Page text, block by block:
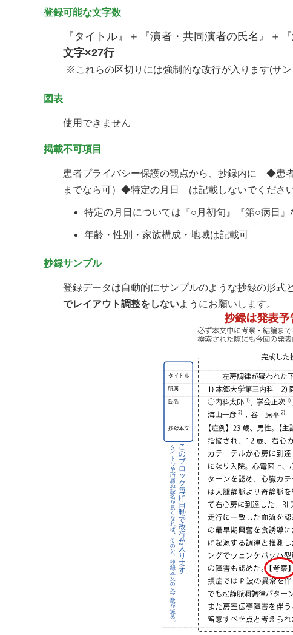
登録可能な文字数
『タイトル』＋『演者・共同演者の氏名』＋
文字×27行
※これらの区切りには強制的な改行が入ります(サ
図表
使用できません
掲載不可項目
患者プライバシー保護の観点から、抄録内に ◆
までなら可）◆特定の月日 は記載しないでくださ
特定の月日については『○月初旬』『第○病日』
年齢・性別・家族構成・地域は記載可
抄録サンプル
登録データは自動的にサンプルのような抄録の形式
でレイアウト調整をしないようにお願いします。